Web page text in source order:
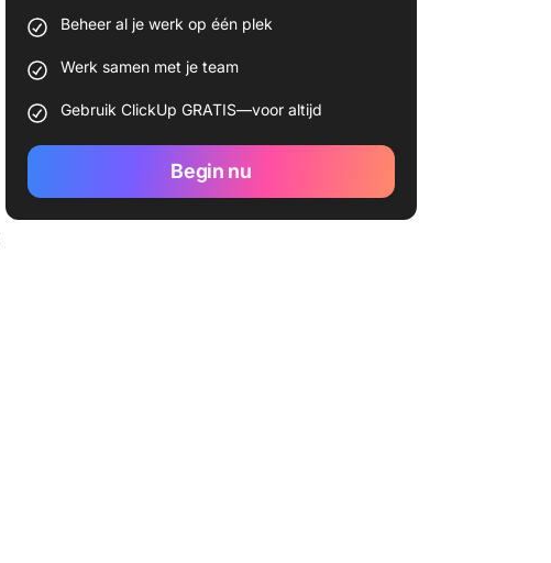
Beheer al je werk op één plek
Werk samen met je team
Gebruik ClickUp GRATIS—voor altijd
Begin nu